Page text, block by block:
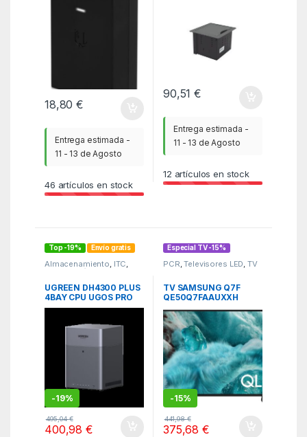
0,5A GIGA
18,80€
Entrega estimada -
11 - 13 de Agosto
46 artículos en stock
90,51€
Entrega estimada -
11 - 13 de Agosto
12 artículos en stock
Top -19% Envío gratis
Almacenamiento, ITC,
Periféricos
UGREEN DH4300 PLUS
4BAY CPU UGOS PRO
120
-19%
495,04€
400,98€
Especial TV -15%
PCR,Televisores LED, TV
TV SAMSUNG Q7F
QE50Q7FAAUXXH
QLED 50″ 4K UHD
SMART TV WIFI
AIRPLAY NEGRO
-15%
441,98€
375,68€